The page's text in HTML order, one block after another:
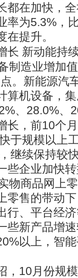
都在加快，
率为5.3%
在提升。
长 新动能持
制造业增加
。新能源汽
算机设备，
、28.0%、
长，前10个
于规模以上
继续保持较
些企业加快
物商品网上
零售的带动
行、平台经
些新产品增
以上，智
，10月份规